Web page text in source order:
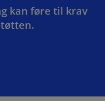
kan føre til krav